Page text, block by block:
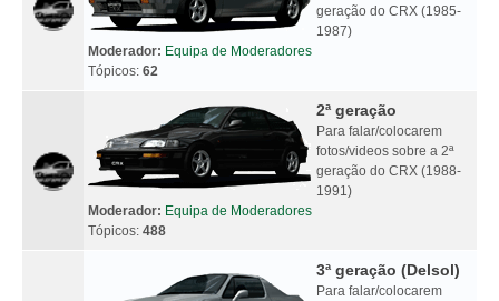
geração do CRX (1985-
1987)
Moderador: Equipa de Moderadores
Tópicos: 62
2ª geração
Para falar/colocarem
fotos/videos sobre a 2ª
geração do CRX (1988-
1991)
Moderador: Equipa de Moderadores
Tópicos: 488
3ª geração (Delsol)
Para falar/colocarem